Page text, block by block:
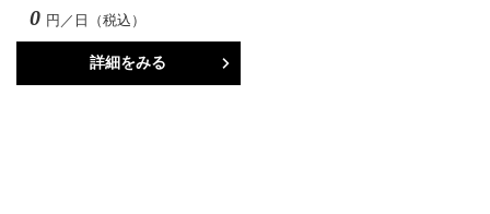
0 円／日（税込）
詳細をみる